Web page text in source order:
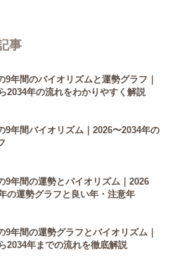
事
9年間のバイオリズムと運勢グラフ｜
2034年の流れをわかりやすく解説
9年間バイオリズム｜2026〜2034年の
9年間の運勢とバイオリズム｜2026
の運勢グラフと良い年・注意年
9年間の運勢グラフとバイオリズム｜
2034年までの流れを徹底解説